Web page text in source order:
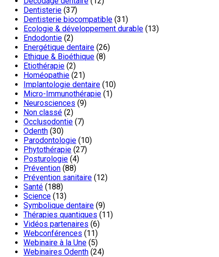
Dentisterie (37)
Dentisterie biocompatible (31)
Ecologie & développement durable (13)
Endodontie (2)
Energétique dentaire (26)
Ethique & Bioéthique (8)
Etiothérapie (2)
Homéopathie (21)
Implantologie dentaire (10)
Micro-Immunothérapie (1)
Neurosciences (9)
Non classé (2)
Occlusodontie (7)
Odenth (30)
Parodontologie (10)
Phytothérapie (27)
Posturologie (4)
Prévention (88)
Prévention sanitaire (12)
Santé (188)
Science (13)
Symbolique dentaire (9)
Thérapies quantiques (11)
Vidéos partenaires (6)
Webconférences (11)
Webinaire à la Une (5)
Webinaires Odenth (24)